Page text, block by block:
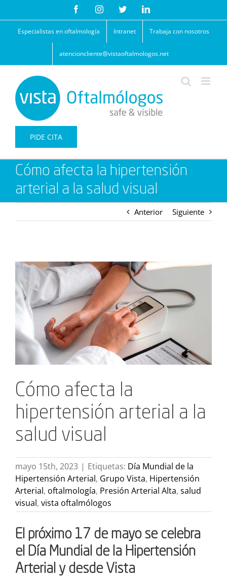
contenido
FacebookInstagramTwitterLinkedIn
Especialistas en oftalmología Intranet Trabaja con nosotros
atencioncliente@vistaoftalmologos.net
PIDE CITA
Cómo afecta la hipertensión
arterial a la salud visual
Anterior Siguiente
Ver
imagen
más
grande
Cómo afecta la
hipertensión arterial a la
salud visual
mayo 15th, 2023 | Etiquetas: Día Mundial de la
Hipertensión Arterial, Grupo Vista, Hipertensión
Arterial, oftalmología, Presión Arterial Alta, salud
visual, vista oftalmólogos
El próximo 17 de mayo se celebra
el Día Mundial de la Hipertensión
Arterial y desde Vista